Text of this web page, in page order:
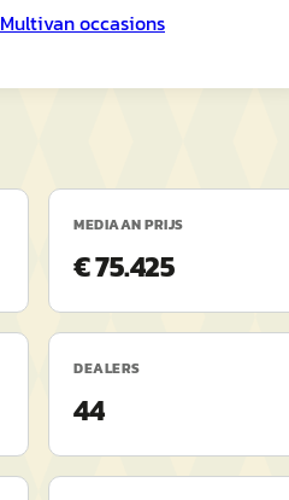
Multivanoccasions
MEDIAAN PRIJS
€ 75.425
DEALERS
44